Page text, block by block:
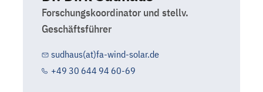
Forschungskoordinator und stellv.
Geschäftsführer
sudhaus(at)fa-wind-solar.de
+49 30 644 94 60-69